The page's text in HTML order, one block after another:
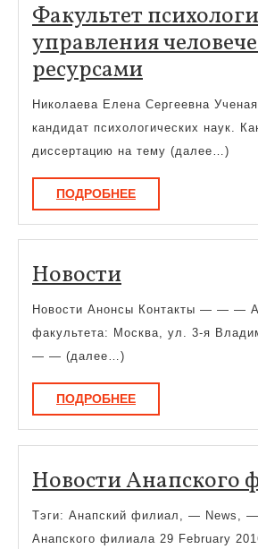
Факультет
управления
ресурсамиФакультет
и
управления
ресурсами
Николаева Елена Сергеевна
кандидат психологических наук.
диссертацию на тему (далее…)
ПОДРОБНЕЕПОДРОБНЕЕ
НовостиНовости
Новости Анонсы Контакты — — —
факультета: Москва, ул. 3-я
— — (далее…)
ПОДРОБНЕЕПОДРОБНЕЕ
Новости Анапского
Тэги: Анапский филиал, — News,
Анапского филиала 29 February